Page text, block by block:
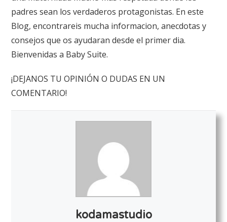
padres sean los verdaderos protagonistas. En este
Blog, encontrareis mucha informacion, anecdotas y
consejos que os ayudaran desde el primer dia.
Bienvenidas a Baby Suite.
¡DEJANOS TU OPINIÓN O DUDAS EN UN
COMENTARIO!
kodamastudio